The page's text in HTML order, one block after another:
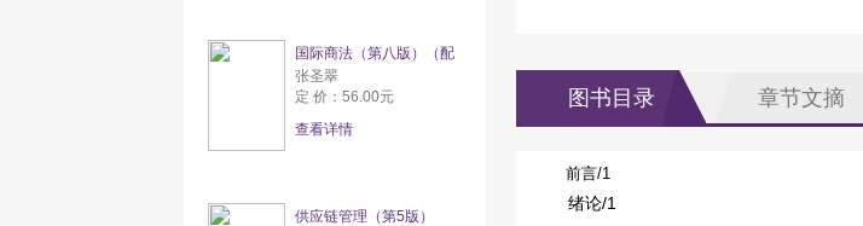
国际商法（第八版）（配
张圣翠
定 价：56.00元
查看详情
供应链管理（第5版）
图书目录 章节文摘
前言/1
绪论/1